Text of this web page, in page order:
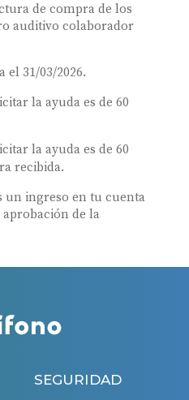
de compra de los
auditivo colaborador
el 31/03/2026.
la ayuda es de 60
la ayuda es de 60
recibida.
un ingreso en tu cuenta
aprobación de la
SEGURIDAD